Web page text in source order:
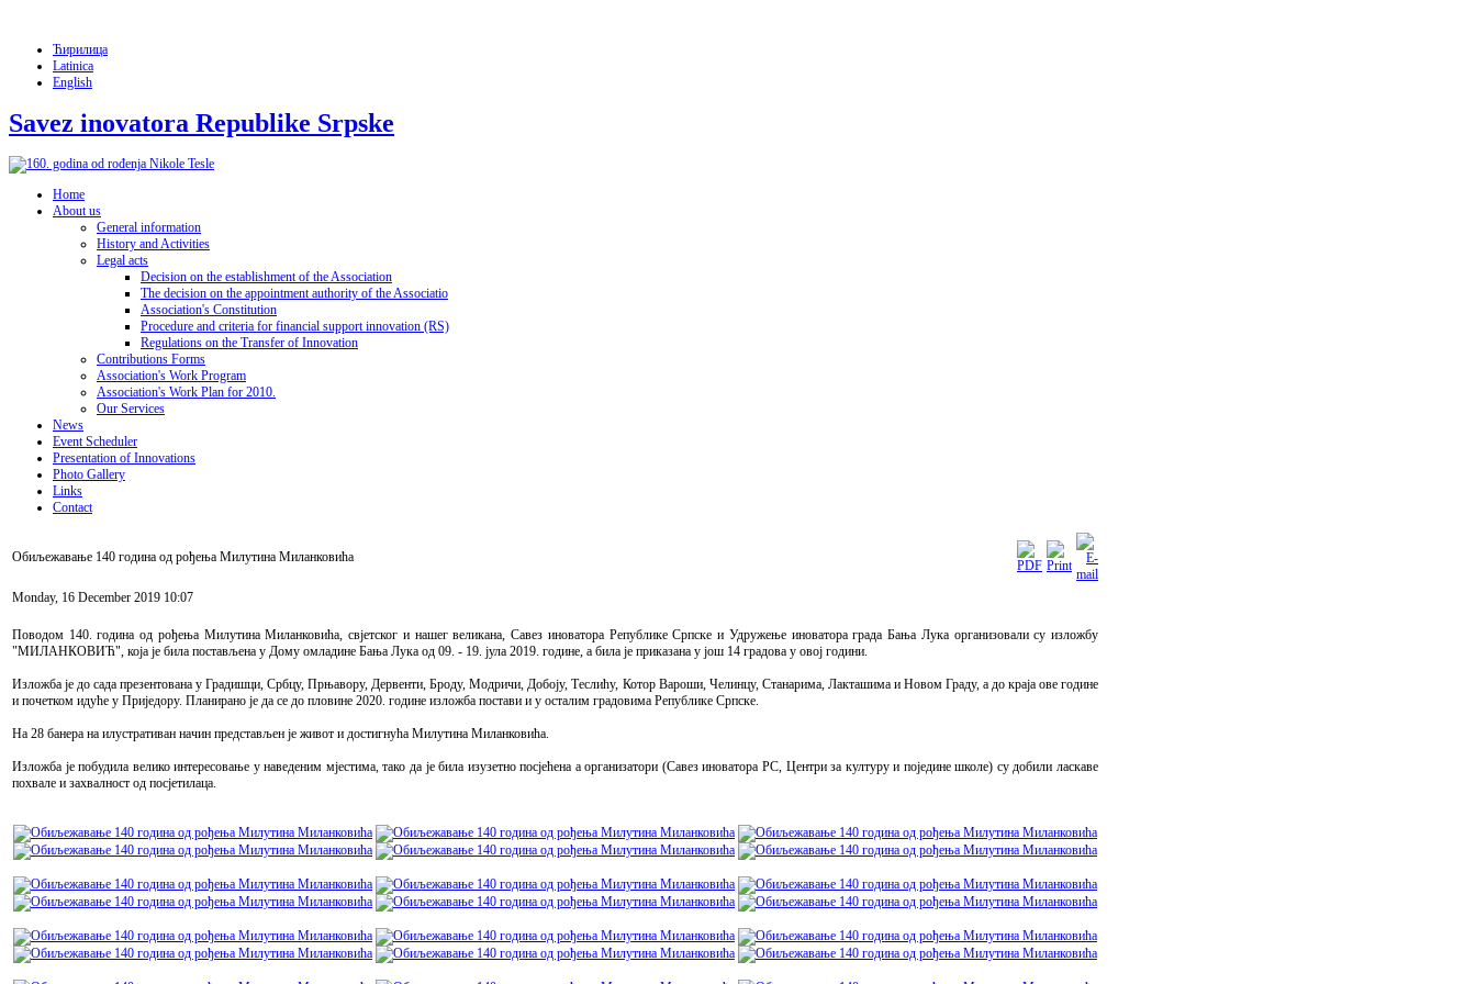
Ћирилица
Latinica
English
Savez inovatora Republike Srpske
Home
About us
General information
History and Activities
Legal acts
Decision on the establishment of the Association
The decision on the appointment authority of the Associatio
Association's Constitution
Procedure and criteria for financial support innovation (RS)
Regulations on the Transfer of Innovation
Contributions Forms
Association's Work Program
Association's Work Plan for 2010.
Our Services
News
Event Scheduler
Presentation of Innovations
Photo Gallery
Links
Contact
Обиљежавање 140 година од рођења Милутина Миланковића
Monday, 16 December 2019 10:07
Поводом 140. година од рођења Милутина Миланковића, свјетског и нашег великана, Савез иноватора Републике Српске и Удружење иноватора града Бања Лука организовали су изложбу
"МИЛАНКОВИЋ", која је била постављена у Дому омладине Бања Лука од 09. - 19. јула 2019. године, a била je приказана у још 14 градова у овој години.
Изложба је до сада презентована у Градишци, Србцу, Прњавору, Дервенти, Броду, Модричи, Добоју, Теслићу, Котор Вароши, Челинцу, Станарима, Лакташима и Новом Граду, а до краја ове године
и почетком идуће у Приједору. Планирано је да се до пловине 2020. године изложба постави и у осталим градовима Републике Српске.
На 28 банера на илустративан начин представљен је живот и достигнућа Милутина Миланковића.
Изложба је побудила велико интересовање у наведеним мјестима, тако да је била изузетно посјећена а организатори (Савез иноватора РС, Центри за културу и поједине школе) су добили ласкаве
похвале и захвалност од посјетилаца.